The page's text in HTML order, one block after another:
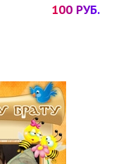
100 РУБ.